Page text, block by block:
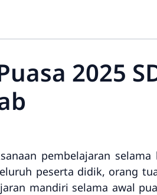
2025
pembelajaran
peserta didik, orang
mandiri selama awal